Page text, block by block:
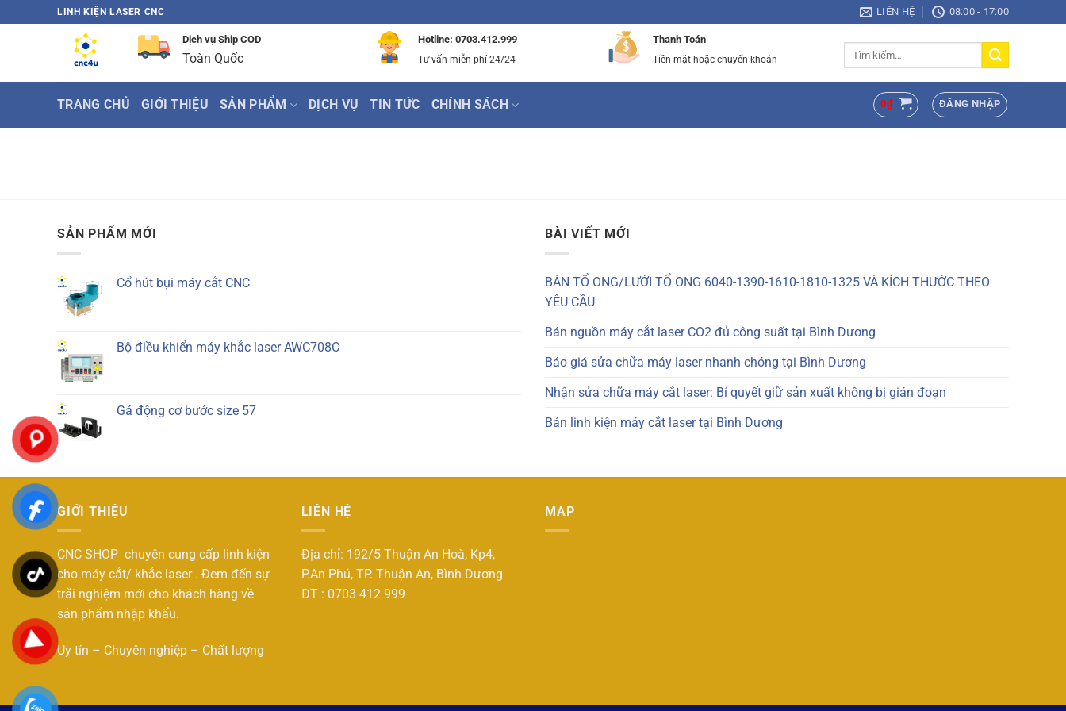
qua
LINH KIỆN LASER CNC LIÊN HỆ 08:00 - 17:00
Dịch vụ Ship COD
Toàn Quốc
Hotline: 0703.412.999
Tư vấn miễn phí 24/24
Thanh Toán
Tiền mặt hoặc chuyển khoản
TRANG CHỦ GIỚI THIỆU SẢN PHẨM DỊCH VỤ TIN TỨC CHÍNH SÁCH 0₫ ĐĂNG NHẬP
SẢN PHẨM MỚI
Cổ hút bụi máy cắt CNC
Bộ điều khiển máy khắc laser AWC708C
Gá động cơ bước size 57
BÀI VIẾT MỚI
BÀN TỔ ONG/LƯỚI TỔ ONG 6040-1390-1610-1810-1325 VÀ KÍCH THƯỚC THEO
YÊU CẦU
Bán nguồn máy cắt laser CO2 đủ công suất tại Bình Dương
Báo giá sửa chữa máy laser nhanh chóng tại Bình Dương
Nhận sửa chữa máy cắt laser: Bí quyết giữ sản xuất không bị gián đoạn
Bán linh kiện máy cắt laser tại Bình Dương
GIỚI THIỆU
CNC SHOP chuyên cung cấp linh kiện
cho máy cắt/ khắc laser . Đem đến sự
trãi nghiệm mới cho khách hàng về
sản phẩm nhập khẩu.
Uy tín – Chuyên nghiệp – Chất lượng
LIÊN HỆ
Địa chỉ: 192/5 Thuận An Hoà, Kp4,
P.An Phú, TP. Thuận An, Bình Dương
ĐT : 0703 412 999
MAP